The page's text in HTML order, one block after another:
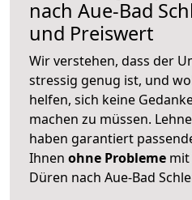
nach Aue-Bad
und Preiswert
Wir verstehen, dass der
stressig genug ist, und
helfen, sich keine
machen zu müssen.
haben garantiert
Ihnen ohne Probleme mit
Düren nach Aue-Bad